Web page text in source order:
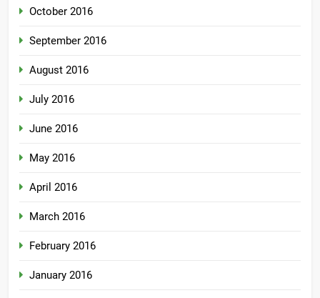
October 2016
September 2016
August 2016
July 2016
June 2016
May 2016
April 2016
March 2016
February 2016
January 2016